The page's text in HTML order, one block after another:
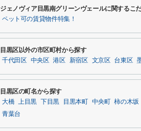
ジェノヴィア目黒南グリーンヴェールに関するこ
ペット可の賃貸物件特集！
目黒区以外の市区町村から探す
千代田区 中央区 港区 新宿区 文京区 台東区
目黒区の町名から探す
大橋 上目黒 下目黒 目黒本町 中央町 柿の木坂
青葉台